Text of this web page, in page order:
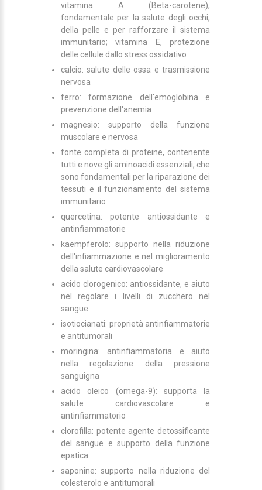
vitamina A (Beta-carotene),
fondamentale per la salute degli occhi,
della pelle e per rafforzare il sistema
immunitario; vitamina E, protezione
delle cellule dallo stress ossidativo
calcio: salute delle ossa e trasmissione
nervosa
ferro: formazione dell'emoglobina e
prevenzione dell'anemia
magnesio: supporto della funzione
muscolare e nervosa
fonte completa di proteine, contenente
tutti e nove gli aminoacidi essenziali, che
sono fondamentali per la riparazione dei
tessuti e il funzionamento del sistema
immunitario
quercetina: potente antiossidante e
antinfiammatorie
kaempferolo: supporto nella riduzione
dell'infiammazione e nel miglioramento
della salute cardiovascolare
acido clorogenico: antiossidante, e aiuto
nel regolare i livelli di zucchero nel
sangue
isotiocianati: proprietà antinfiammatorie
e antitumorali
moringina: antinfiammatoria e aiuto
nella regolazione della pressione
sanguigna
acido oleico (omega-9): supporta la
salute cardiovascolare e
antinfiammatorio
clorofilla: potente agente detossificante
del sangue e supporto della funzione
epatica
saponine: supporto nella riduzione del
colesterolo e antitumorali